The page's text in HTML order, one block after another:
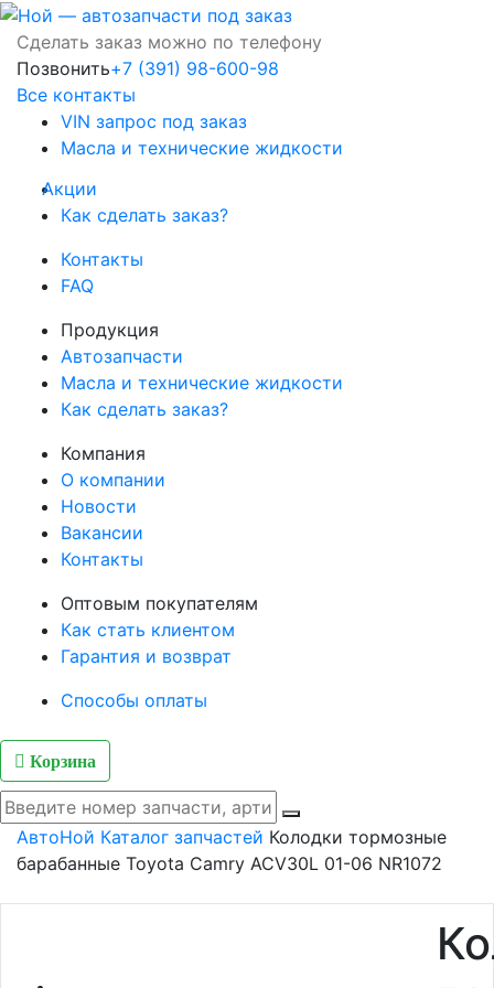
Сделать заказ можно по телефону
Позвонить+7 (391) 98-600-98
Все контакты
VIN запрос под заказ
Масла и технические жидкости
Акции
Как сделать заказ?
Контакты
FAQ
Продукция
Автозапчасти
Масла и технические жидкости
Как сделать заказ?
Компания
О компании
Новости
Вакансии
Контакты
Оптовым покупателям
Как стать клиентом
Гарантия и возврат
Способы оплаты
Корзина
АвтоНой Каталог запчастей Колодки тормозные
барабанные Toyota Camry ACV30L 01-06 NR1072